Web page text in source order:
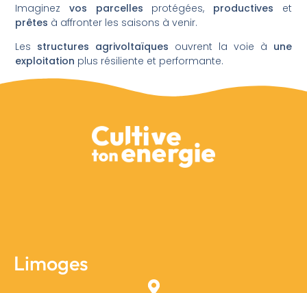
Imaginezvos parcelles protégées, productives et
prêtes à affronter les saisons à venir.
Les structures agrivoltaïques ouvrent la voie à une
exploitation plus résiliente et performante.
Limoges